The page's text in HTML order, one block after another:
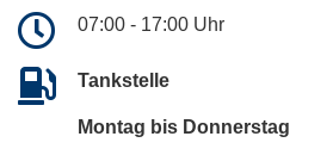
07:00 - 17:00 Uhr
Tankstelle
Montag bis Donnerstag